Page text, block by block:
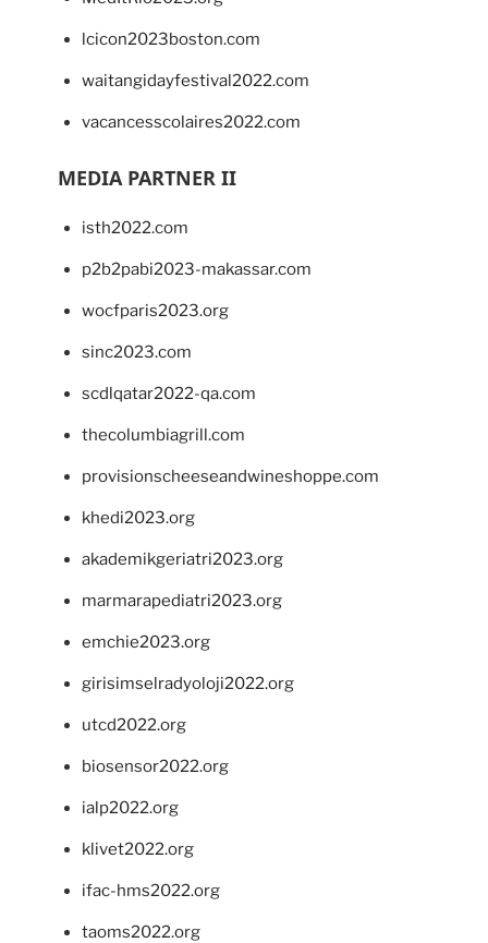
lcicon2023boston.com
waitangidayfestival2022.com
vacancesscolaires2022.com
MEDIA PARTNER II
isth2022.com
p2b2pabi2023-makassar.com
wocfparis2023.org
sinc2023.com
scdlqatar2022-qa.com
thecolumbiagrill.com
provisionscheeseandwineshoppe.com
khedi2023.org
akademikgeriatri2023.org
marmarapediatri2023.org
emchie2023.org
girisimselradyoloji2022.org
utcd2022.org
biosensor2022.org
ialp2022.org
klivet2022.org
ifac-hms2022.org
taoms2022.org